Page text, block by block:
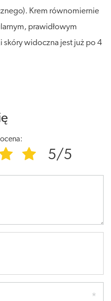
Krem równomiernie
prawidłowym
widoczna jest już po 4
ocena:
5/5